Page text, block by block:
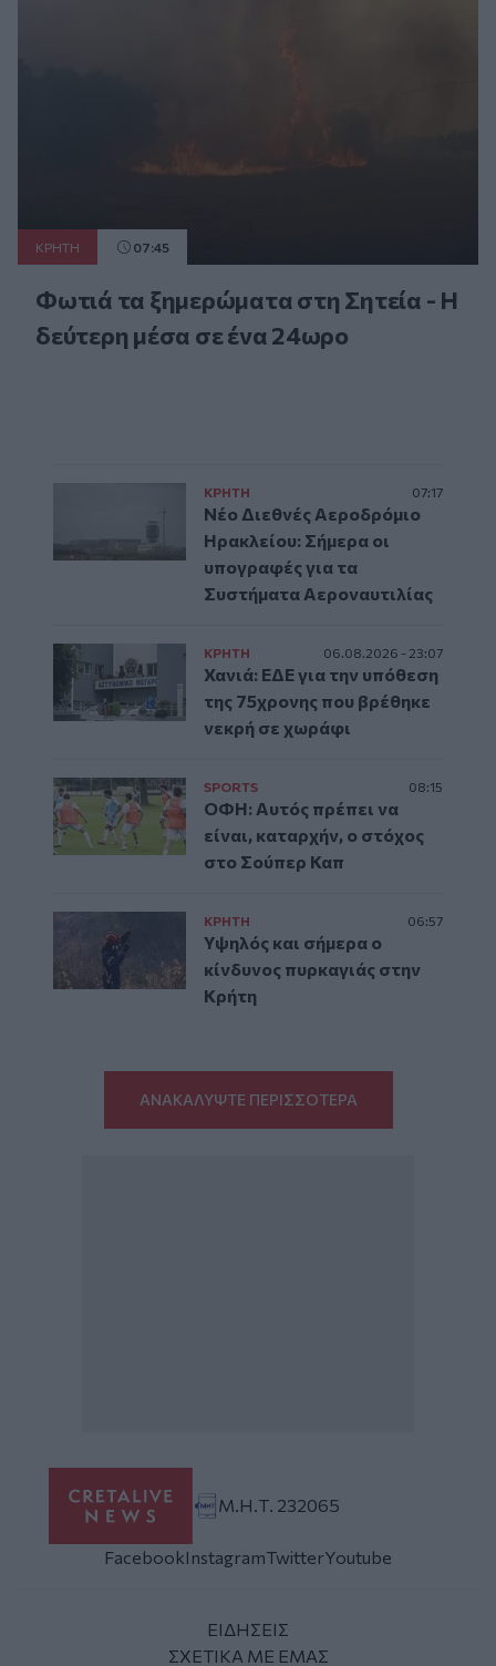
ΚΡΗΤΗ 07:45
Φωτιά τα ξημερώματα στη Σητεία - Η
δεύτερη μέσα σε ένα 24ωρο
ΚΡΗΤΗ 07:17
Νέο Διεθνές Αεροδρόμιο
Ηρακλείου: Σήμερα οι
υπογραφές για τα
Συστήματα Αεροναυτιλίας
ΚΡΗΤΗ 06.08.2026 - 23:07
Χανιά: ΕΔΕ για την υπόθεση
της 75χρονης που βρέθηκε
νεκρή σε χωράφι
SPORTS 08:15
ΟΦΗ: Αυτός πρέπει να
είναι, καταρχήν, ο στόχος
στο Σούπερ Καπ
ΚΡΗΤΗ 06:57
Υψηλός και σήμερα ο
κίνδυνος πυρκαγιάς στην
Κρήτη
ΑΝΑΚΑΛΥΨΤΕ ΠΕΡΙΣΣΟΤΕΡΑ
Μ.Η.Τ. 232065
FacebookInstagramTwitterYoutube
ΕΙΔΗΣΕΙΣ
ΣΧΕΤΙΚΑ ΜΕ ΕΜΑΣ